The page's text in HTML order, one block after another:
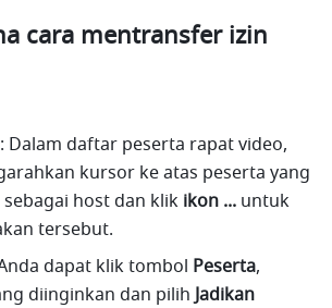
cara mentransfer izin
Dalam daftar peserta rapat video,
kursor ke atas peserta yang
host dan klik ikon ... untuk
tersebut.
dapat klik tombol Peserta,
diinginkan dan pilih Jadikan